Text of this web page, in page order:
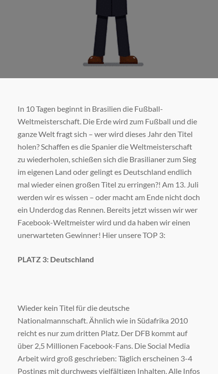
In 10 Tagen beginnt in Brasilien die Fußball-
Weltmeisterschaft. Die Erde wird zum Fußball und die
ganze Welt fragt sich – wer wird dieses Jahr den Titel
holen? Schaffen es die Spanier die Weltmeisterschaft
zu wiederholen, schießen sich die Brasilianer zum Sieg
im eigenen Land oder gelingt es Deutschland endlich
mal wieder einen großen Titel zu erringen?! Am 13. Juli
werden wir es wissen – oder macht am Ende nicht doch
ein Underdog das Rennen. Bereits jetzt wissen wir wer
Facebook-Weltmeister wird und da haben wir einen
unerwarteten Gewinner! Hier unsere TOP 3:
PLATZ 3: Deutschland
Wieder kein Titel für die deutsche
Nationalmannschaft. Ähnlich wie in Südafrika 2010
reicht es nur zum dritten Platz. Der DFB kommt auf
über 2,5 Millionen Facebook-Fans. Die Social Media
Arbeit wird groß geschrieben: Täglich erscheinen 3-4
Postings mit durchwegs vielfältigen Inhalten. Alle Infos